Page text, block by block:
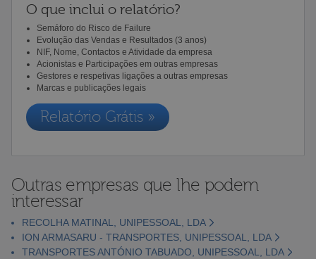
O que inclui o relatório?
Semáforo do Risco de Failure
Evolução das Vendas e Resultados (3 anos)
NIF, Nome, Contactos e Atividade da empresa
Acionistas e Participações em outras empresas
Gestores e respetivas ligações a outras empresas
Marcas e publicações legais
Relatório Grátis »
Outras empresas que lhe podem
interessar
RECOLHA MATINAL, UNIPESSOAL, LDA
ION ARMASARU - TRANSPORTES, UNIPESSOAL, LDA
TRANSPORTES ANTÓNIO TABUADO, UNIPESSOAL, LDA